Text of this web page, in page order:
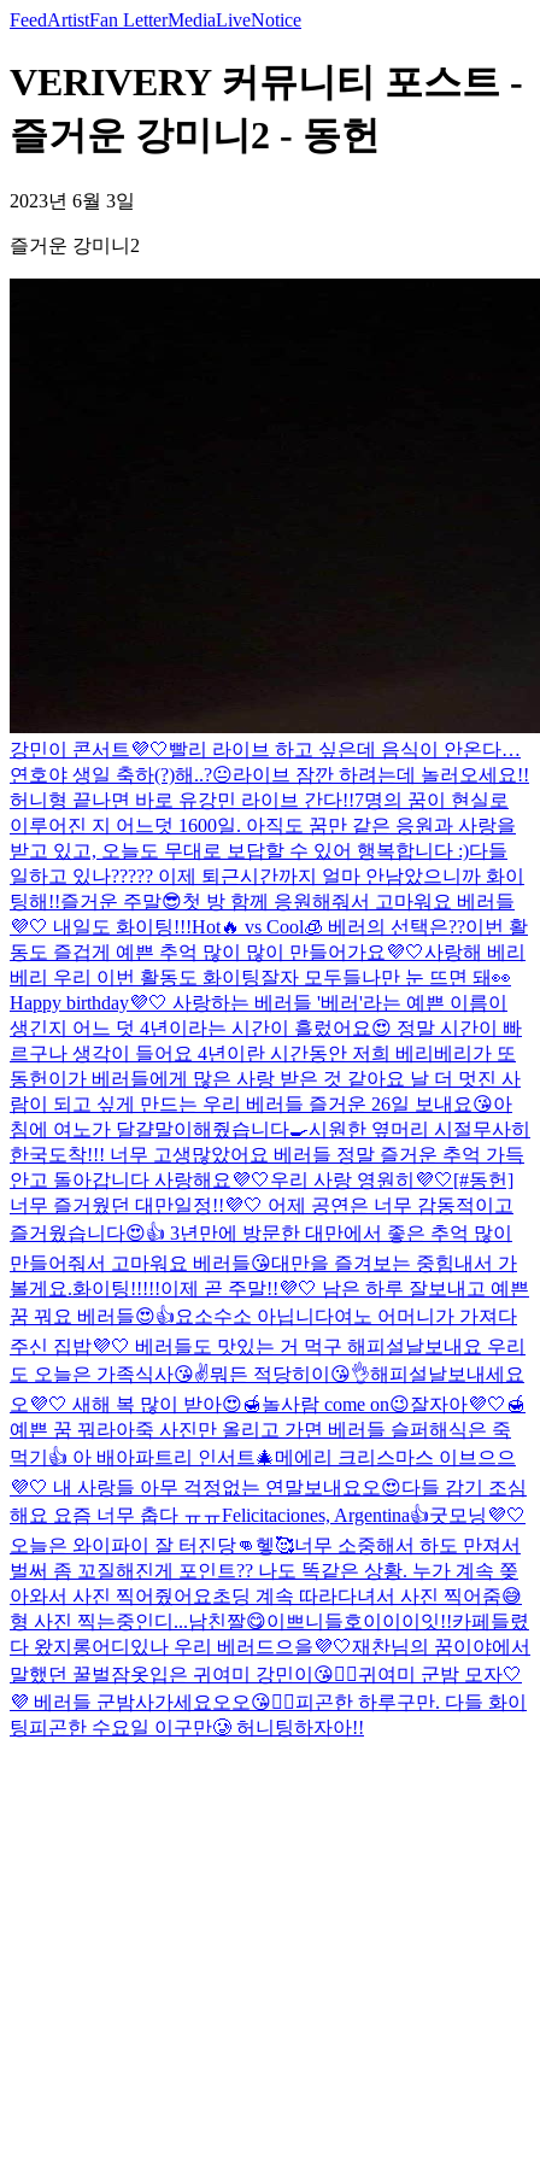
FeedArtistFan LetterMediaLiveNotice
VERIVERY 커뮤니티 포스트 -
즐거운 강미니2 - 동헌
2023년 6월 3일
즐거운 강미니2
강민이 콘서트💜🤍빨리 라이브 하고 싶은데 음식이 안온다…
연호야 생일 축하(?)해..?😐라이브 잠깐 하려는데 놀러오세요!!
허니형 끝나면 바로 유강민 라이브 간다!!7명의 꿈이 현실로
이루어진 지 어느덧 1600일. 아직도 꿈만 같은 응원과 사랑을
받고 있고, 오늘도 무대로 보답할 수 있어 행복합니다 :)다들
일하고 있나????? 이제 퇴근시간까지 얼마 안남았으니까 화이
팅해!!즐거운 주말😎첫 방 함께 응원해줘서 고마워요 베러들
💜🤍 내일도 화이팅!!!Hot🔥 vs Cool🧊 베러의 선택은??이번 활
동도 즐겁게 예쁜 추억 많이 많이 만들어가요💜🤍사랑해 베리
베리 우리 이번 활동도 화이팅잘자 모두들나만 눈 뜨면 돼👀
Happy birthday💜🤍 사랑하는 베러들 '베러'라는 예쁜 이름이
생긴지 어느 덧 4년이라는 시간이 흘렀어요😍 정말 시간이 빠
르구나 생각이 들어요 4년이란 시간동안 저희 베리베리가 또
동헌이가 베러들에게 많은 사랑 받은 것 같아요 날 더 멋진 사
람이 되고 싶게 만드는 우리 베러들 즐거운 26일 보내요😘아
침에 여노가 달걀말이해줬습니다🍳시원한 옆머리 시절무사히
한국도착!!! 너무 고생많았어요 베러들 정말 즐거운 추억 가득
안고 돌아갑니다 사랑해요💜🤍우리 사랑 영원히💜🤍[#동헌]
너무 즐거웠던 대만일정!!💜🤍 어제 공연은 너무 감동적이고
즐거웠습니다😍👍 3년만에 방문한 대만에서 좋은 추억 많이
만들어줘서 고마워요 베러들😘대만을 즐겨보는 중힘내서 가
볼게요.화이팅!!!!!이제 곧 주말!!💜🤍 남은 하루 잘보내고 예쁜
꿈 꿔요 베러들😍👍요소수소 아닙니다여노 어머니가 가져다
주신 집밥💜🤍 베러들도 맛있는 거 먹구 해피설날보내요 우리
도 오늘은 가족식사😘✌️뭐든 적당히이😘👌해피설날보내세요
오💜🤍 새해 복 많이 받아😍🍯놀사람 come on😉잘자아💜🤍🍯
예쁜 꿈 꿔라아죽 사진만 올리고 가면 베러들 슬퍼해 식은 죽
먹기👍 아 배아파트리 인서트🎄메에리 크리스마스 이브으으
💜🤍 내 사랑들 아무 걱정없는 연말보내요오😍다들 감기 조심
해요 요즘 너무 춥다 ㅠㅠFelicitaciones, Argentina👍굿모닝💜🤍
오늘은 와이파이 잘 터진당👊헿🥰너무 소중해서 하도 만져서
벌써 좀 꼬질해진게 포인트?? 나도 똑같은 상황. 누가 계속 쫒
아와서 사진 찍어줬어요초딩 계속 따라다녀서 사진 찍어줌😅
형 사진 찍는중인디...남친짤😋이쁘니들호이이이잇!!카페들렸
다 왔지롱어디있나 우리 베러드으을💜🤍재찬님의 꿈이야에서
말했던 꿀벌잠옷입은 귀여미 강민이😘👍🏻귀여미 군밤 모자🤍
💜 베러들 군밤사가세요오오😘👍🏻피곤한 하루구만. 다들 화이
팅피곤한 수요일 이구만🥲 허니팅하자아!!